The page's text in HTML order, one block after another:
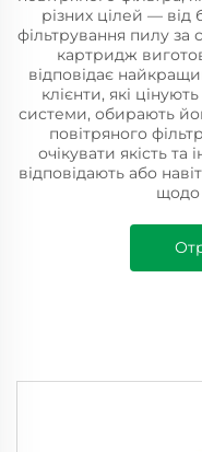
різних цілей — від
фільтрування пилу за
картридж
відповідає
клієнти, які
системи, обирають
повітряного
очікувати якість та
відповідають або
щодо